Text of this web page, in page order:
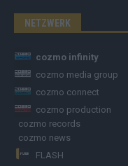
NETZWERK
cozmo infinity
cozmo media group
cozmo connect
cozmo production
cozmo records
cozmo news
FLASH